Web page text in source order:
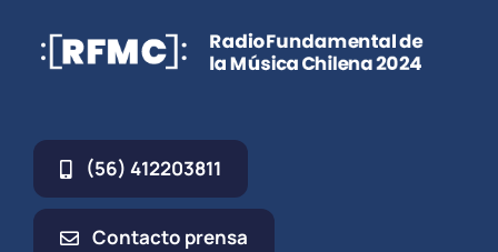
(56) 412203811
Contacto prensa